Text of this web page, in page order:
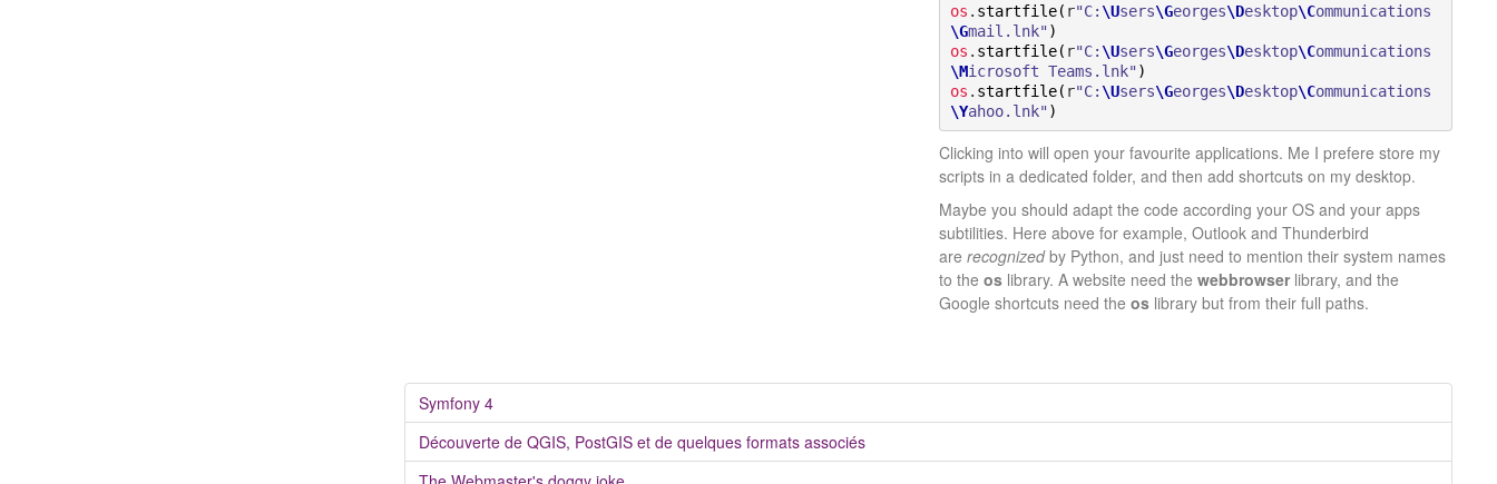
os . startfile( r"C: \Users\Georges\Desktop\Communications
\Gmail.lnk")
os . startfile( r"C: \Users\Georges\Desktop\Communications
\Microsoft Teams.lnk")
os . startfile( r"C: \Users\Georges\Desktop\Communications
\Yahoo.lnk")
Clicking into will open your favourite applications. Me I prefere store my
scripts in a dedicated folder, and then add shortcuts on my desktop.
Maybe you should adapt the code according your OS and your apps
subtilities. Here above for example, Outlook and Thunderbird
arerecognizedby Python, and just need to mention their system names
to theos library. A website need thewebbrowser library, and the
Google shortcuts need theos library but from their full paths.
Symfony 4
Découverte de QGIS, PostGIS et de quelques formats associés